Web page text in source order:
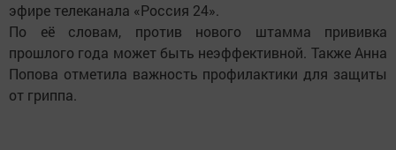
эфире телеканала «Россия 24».
По её словам, против нового штамма прививка
прошлого года может быть неэффективной. Также Анна
Попова отметила важность профилактики для защиты
от гриппа.